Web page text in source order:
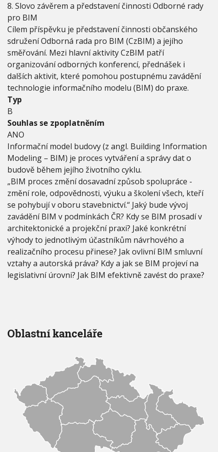
8. Slovo závěrem a představení činnosti Odborné rady
pro BIM
Cílem příspěvku je představení činnosti občanského
sdružení Odborná rada pro BIM (CzBIM) a jejího
směřování. Mezi hlavní aktivity CzBIM patří
organizování odborných konferencí, přednášek i
dalších aktivit, které pomohou postupnému zavádění
technologie informačního modelu (BIM) do praxe.
Typ
B
Souhlas se zpoplatněním
ANO
Informační model budovy (z angl. Building Information
Modeling – BIM) je proces vytváření a správy dat o
budově během jejího životního cyklu.
„BIM proces změní dosavadní způsob spolupráce -
změní role, odpovědnosti, výuku a školení všech, kteří
se pohybují v oboru stavebnictví.“ Jaký bude vývoj
zavádění BIM v podmínkách ČR? Kdy se BIM prosadí v
architektonické a projekční praxi? Jaké konkrétní
výhody to jednotlivým účastníkům návrhového a
realizačního procesu přinese? Jak ovlivní BIM smluvní
vztahy a autorská práva? Kdy a jak se BIM projeví na
legislativní úrovni? Jak BIM efektivně zavést do praxe?
Oblastní kanceláře